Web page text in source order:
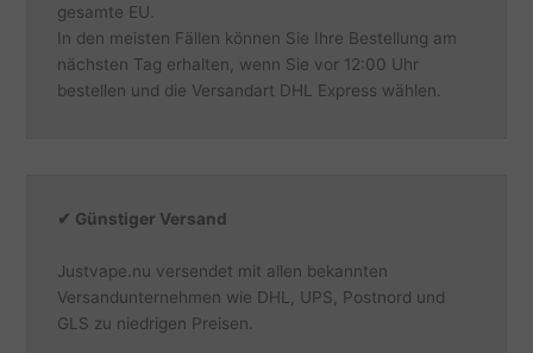
gesamte EU.
In den meisten Fällen können Sie Ihre Bestellung am
nächsten Tag erhalten, wenn Sie vor 12:00 Uhr
bestellen und die Versandart DHL Express wählen.
✔ Günstiger Versand
Justvape.nu versendet mit allen bekannten
Versandunternehmen wie DHL, UPS, Postnord und
GLS zu niedrigen Preisen.